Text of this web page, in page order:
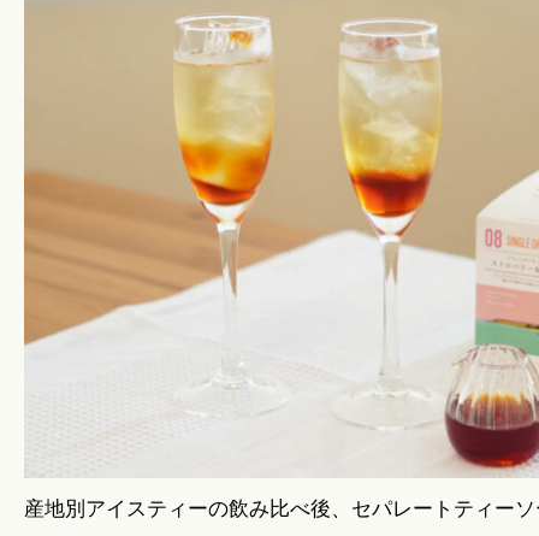
産地別アイスティーの飲み比べ後、セパレートティー